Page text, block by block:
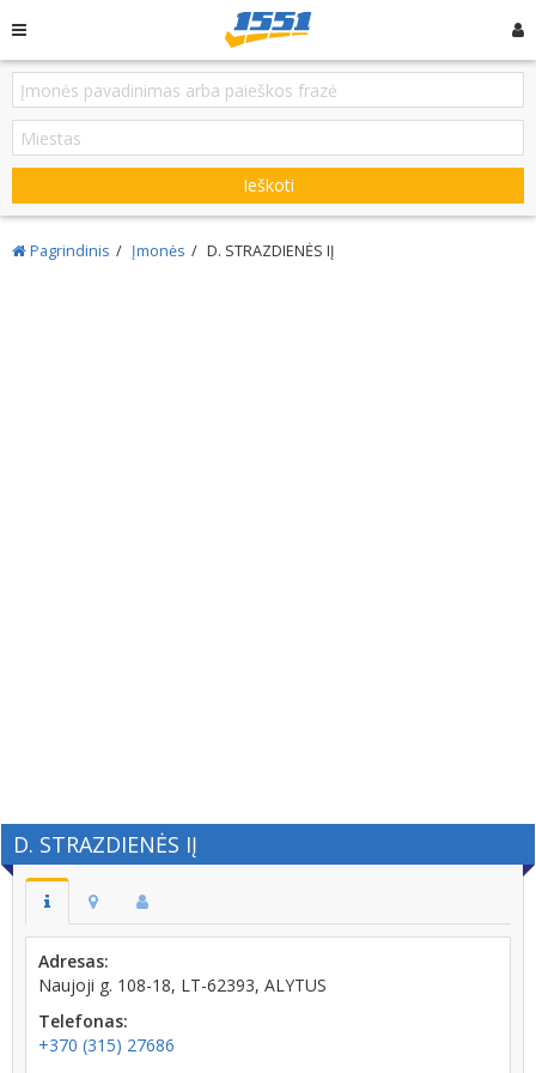
Ieškoti
Pagrindinis Įmonės D. STRAZDIENĖS IĮ
D. STRAZDIENĖS IĮ
Adresas:
Naujoji g. 108-18, LT-62393, ALYTUS
Telefonas:
+370 (315) 27686